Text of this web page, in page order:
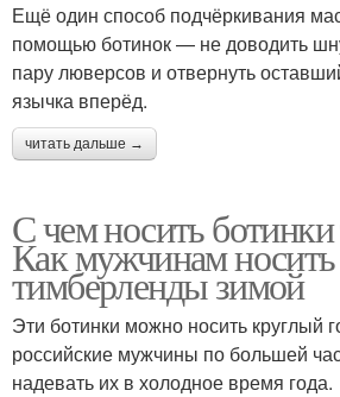
Ещё один способ подчёркивания
помощью ботинок — не доводить
пару люверсов и отвернуть
язычка вперёд.
читать дальше →
С чем носить
Как мужчинам носить
тимберленды зимой
Эти ботинки можно носить круглый
российские мужчины по большей
надевать их в холодное время года.